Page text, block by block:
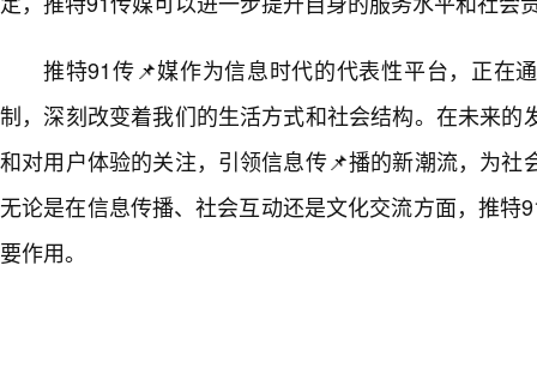
推特91传📌媒作为信息时代的代表性平台，正在
制，深刻改变着我们的生活方式和社会结构。在未来的
和对用户体验的关注，引领信息传📌播的新潮流，为社
无论是在信息传播、社会互动还是文化交流方面，推特
要作用。